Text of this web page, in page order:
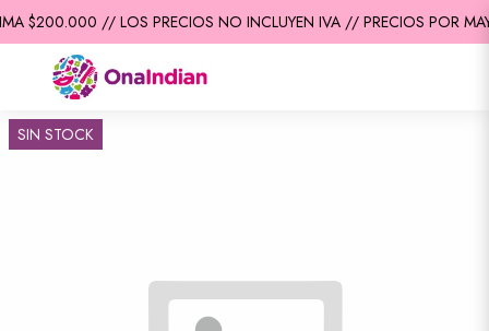
$200.000 // LOS PRECIOS NO INCLUYEN IVA // PRECIOS POR
SIN STOCK